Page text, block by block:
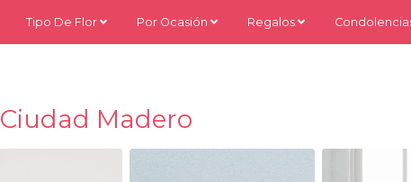
Tipo De Flor Por Ocasión Regalos
Ciudad Madero